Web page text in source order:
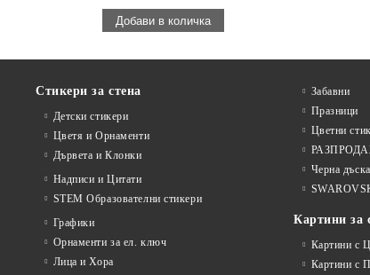
Стикери за стена
Детски стикери
Цветя и Орнаменти
Дървета и Клонки
Надписи и Цитати
STEM Образователни стикери
Графики
Орнаменти за ел. ключ
Лица и Хора
Забавни
Празници
Цветни
Черна дъска
Картини за
Картини с
Картини с